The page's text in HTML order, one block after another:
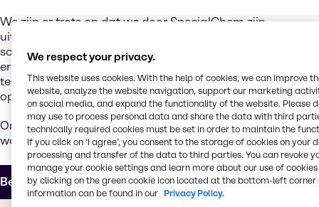
We zijn er trots op dat we door SpecialChem zijn
uitgeroepen tot een van de tien beste leveranciers voor
schoonheids- en persoonlijke verzorgingsproducten. Deze
erkenning onderstreept ons streven naar innovatie,
technische uitmuntendheid en het leveren van
oplossingen op maat voor elke formule.
Ontdek meer op de website van SpecialChem en ontdek
waarom professionals uit de sector ons vertrouwen.
Bezoek SpecialChem
We respect your privacy.
This website uses cookies. With the help of cookies, we can improve
website, analyze the website navigation, support our marketing
on social media, and expand the functionality of the website. Please
may use to process personal data and share the data with third
technically required cookies must be set in order to maintain the
If you click on ’I agree’, you consent to the storage of cookies on your
processing and transfer of the data to third parties. You can revoke
manage your cookie settings and learn more about our use of cookies
by clicking on the green cookie icon located at the bottom-left corner
information can be found in our Privacy Policy.